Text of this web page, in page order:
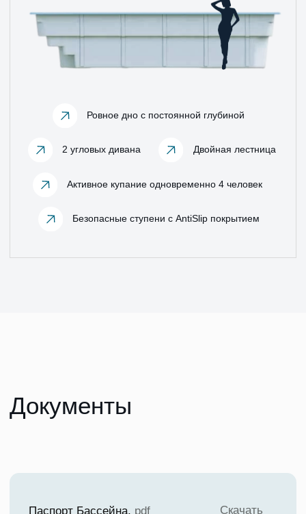
3D модель,obj
Чертеж, dwg
Скачать
Скачать